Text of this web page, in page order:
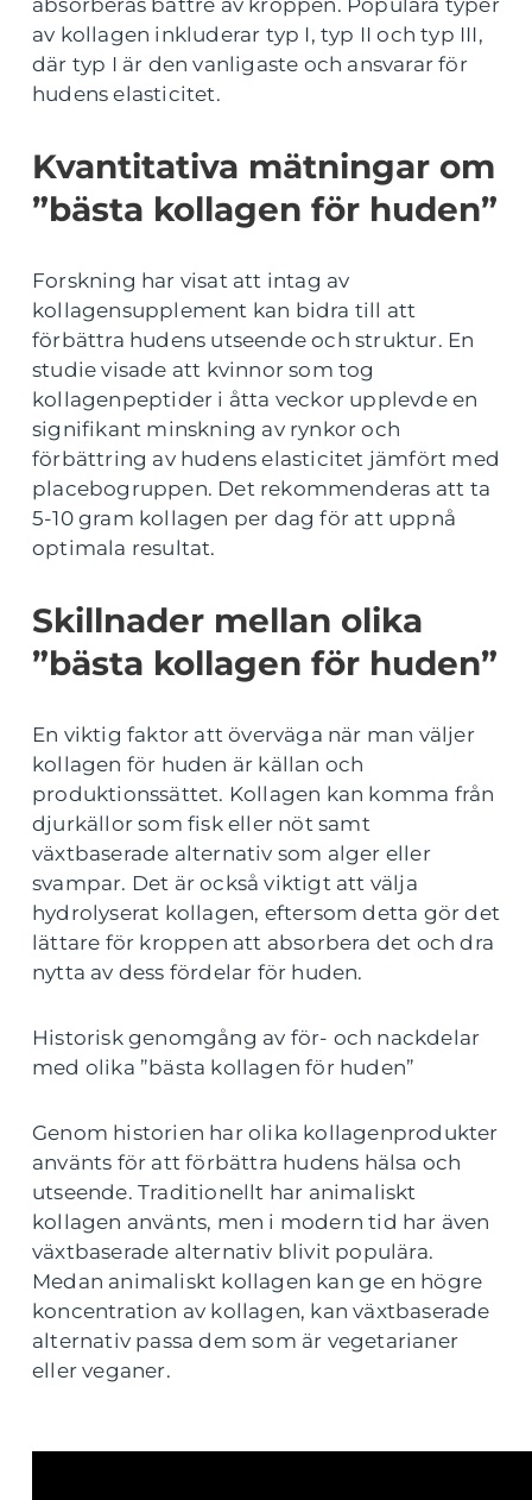
av kollagen inkluderar typ I, typ II och typ III,
där typ I är den vanligaste och ansvarar för
hudens elasticitet.
Kvantitativa mätningar om
”bästa kollagen för huden”
Forskning har visat att intag av
kollagensupplement kan bidra till att
förbättra hudens utseende och struktur. En
studie visade att kvinnor som tog
kollagenpeptider i åtta veckor upplevde en
signifikant minskning av rynkor och
förbättring av hudens elasticitet jämfört med
placebogruppen. Det rekommenderas att ta
5-10 gram kollagen per dag för att uppnå
optimala resultat.
Skillnader mellan olika
”bästa kollagen för huden”
En viktig faktor att överväga när man väljer
kollagen för huden är källan och
produktionssättet. Kollagen kan komma från
djurkällor som fisk eller nöt samt
växtbaserade alternativ som alger eller
svampar. Det är också viktigt att välja
hydrolyserat kollagen, eftersom detta gör det
lättare för kroppen att absorbera det och dra
nytta av dess fördelar för huden.
Historisk genomgång av för- och nackdelar
med olika ”bästa kollagen för huden”
Genom historien har olika kollagenprodukter
använts för att förbättra hudens hälsa och
utseende. Traditionellt har animaliskt
kollagen använts, men i modern tid har även
växtbaserade alternativ blivit populära.
Medan animaliskt kollagen kan ge en högre
koncentration av kollagen, kan växtbaserade
alternativ passa dem som är vegetarianer
eller veganer.